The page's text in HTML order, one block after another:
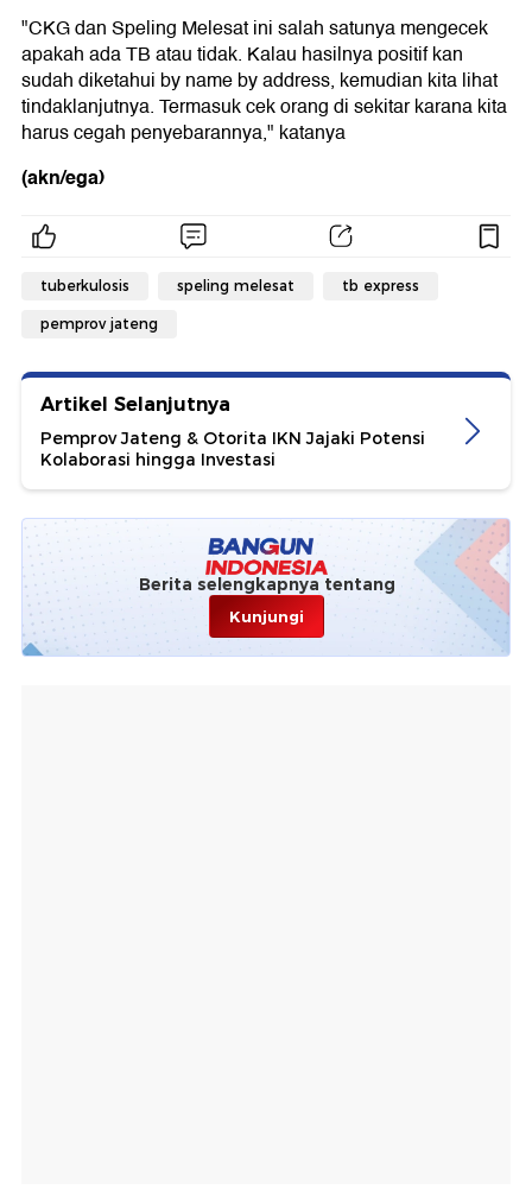
"CKG dan Speling Melesat ini salah satunya mengecek
apakah ada TB atau tidak. Kalau hasilnya positif kan
sudah diketahui by name by address, kemudian kita lihat
tindaklanjutnya. Termasuk cek orang di sekitar karana kita
harus cegah penyebarannya," katanya
(akn/ega)
tuberkulosis speling melesat tb express
pemprov jateng
Artikel Selanjutnya
Pemprov Jateng & Otorita IKN Jajaki Potensi
Kolaborasi hingga Investasi
Berita selengkapnya tentang
Kunjungi